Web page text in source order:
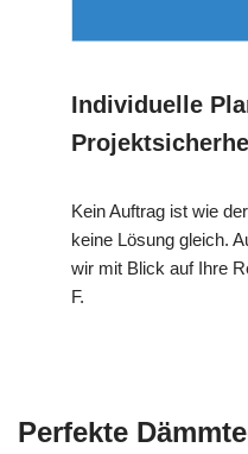
Individuelle
Kein Auftrag ist wie
keine Lösung gleich.
wir mit Blick auf Ihre
F.
Perfekte